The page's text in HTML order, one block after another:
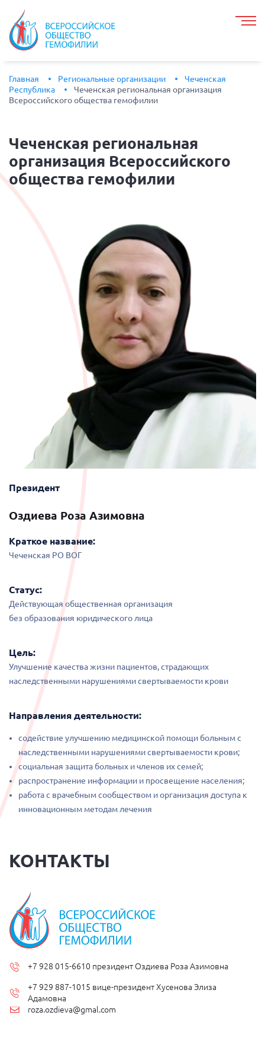
Главная Региональные организации
Чеченская
Республика
Чеченская региональная организация
Всероссийского общества гемофилии
Чеченская региональная
организация Всероссийского
общества гемофилии
Краткое название:
Чеченская РО ВОГ
Статус:
Действующая общественная организация
без образования юридического лица
Цель:
Улучшение качества жизни пациентов, страдающих
наследственными нарушениями свертываемости крови
Направления деятельности:
содействие улучшению медицинской помощи больным с
наследственными нарушениями свертываемости крови;
социальная защита больных и членов их семей;
распространение информации и просвещение населения;
работа с врачебным сообществом и организация доступа к
инновационным методам лечения
Президент
Оздиева Роза Азимовна
КОНТАКТЫ
+7 928 015-6610 президент Оздиева Роза Азимовна
+7 929 887-1015 вице-президент Хусенова Элиза
Адамовна
roza.ozdieva@gmal.com